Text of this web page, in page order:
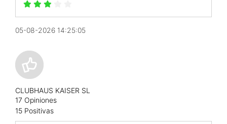
05-08-2026 14:25:05
CLUBHAUS KAISER SL
17 Opiniones
15 Positivas